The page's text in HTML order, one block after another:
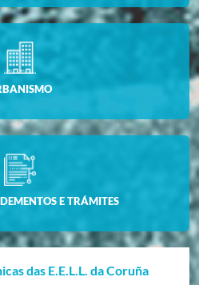
E TRÁMITES
das E.E.L.L. da Coruña